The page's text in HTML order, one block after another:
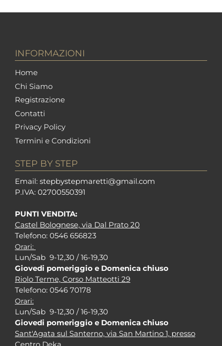
INFORMAZIONI
Home
Chi Siamo
Registrazione
Contatti
Privacy Policy
Termini e Condizioni
STEP BY STEP
Email: stepbystepmaretti@gmail.com
P.IVA: 02700550391
PUNTI VENDITA:
Castel Bolognese, via Dal Prato 20
Telefono: 0546 656823
Orari:
Lun/Sab 9-12,30 / 16-19,30
Giovedi pomeriggio e Domenica chiuso
Riolo Terme, Corso Matteotti 29
Telefono: 0546 70178
Orari:
Lun/Sab 9-12,30 / 16-19,30
Giovedi pomeriggio e Domenica chiuso
Sant'Agata sul Santerno, via San Martino 1, presso